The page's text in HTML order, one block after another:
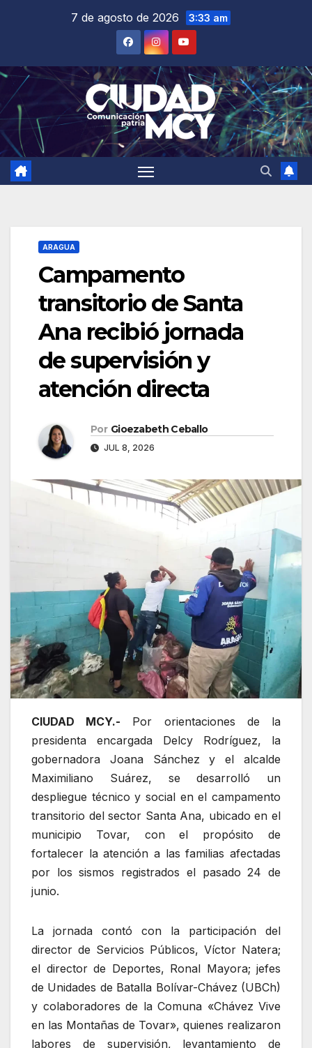
7 de agosto de 2026 3:33 am
ARAGUA
Campamento
transitorio de Santa
Ana recibió jornada
de supervisión y
atención directa
Por Gioezabeth Ceballo
JUL 8, 2026
CIUDAD MCY.- Por orientaciones de la
presidenta encargada Delcy Rodríguez, la
gobernadora Joana Sánchez y el alcalde
Maximiliano Suárez, se desarrolló un
despliegue técnico y social en el campamento
transitorio del sector Santa Ana, ubicado en el
municipio Tovar, con el propósito de
fortalecer la atención a las familias afectadas
por los sismos registrados el pasado 24 de
junio.
La jornada contó con la participación del
director de Servicios Públicos, Víctor Natera;
el director de Deportes, Ronal Mayora; jefes
de Unidades de Batalla Bolívar-Chávez (UBCh)
y colaboradores de la Comuna «Chávez Vive
en las Montañas de Tovar», quienes realizaron
labores de supervisión, levantamiento de